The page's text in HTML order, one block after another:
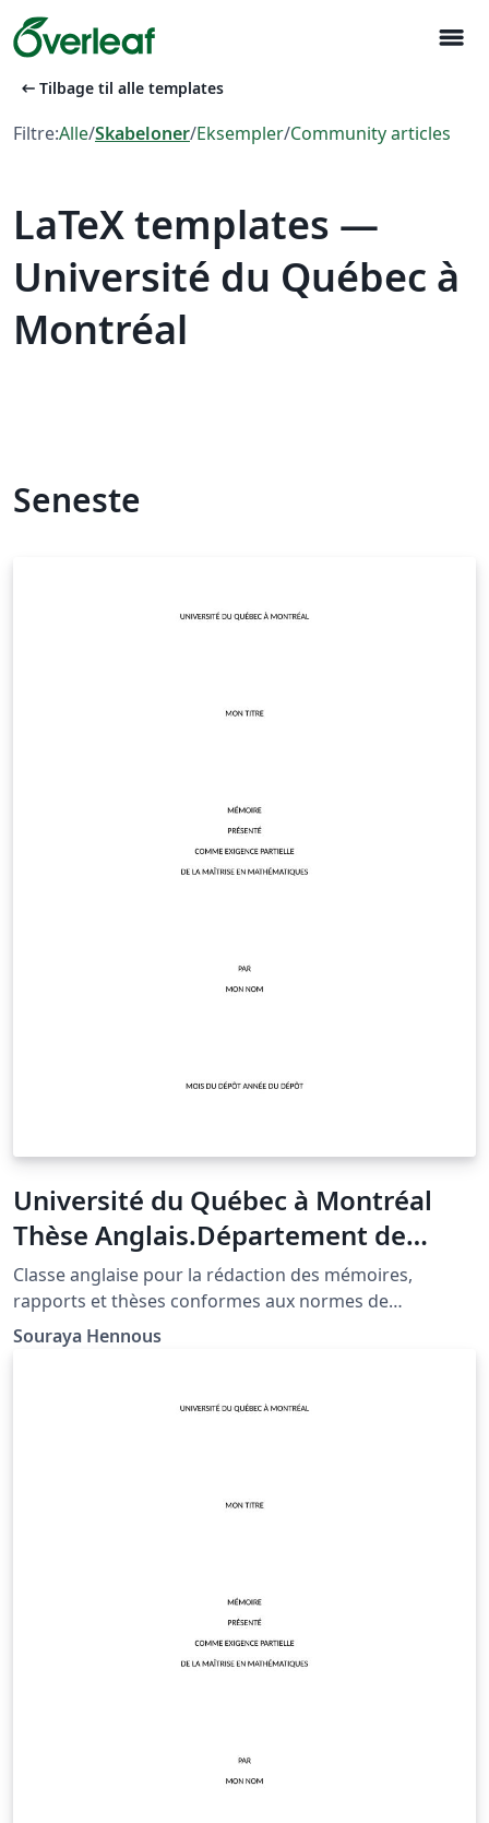
menu
arrow_left_alt Tilbage til alle templates
Filtre:Alle/Skabeloner/Eksempler/Community articles
LaTeX templates —
Université du Québec à
Montréal
Seneste
Université du Québec à Montréal
Thèse Anglais.Département de
mathématiques
Classe anglaise pour la rédaction des mémoires,
rapports et thèses conformes aux normes de
présentation de l'UQAM-Département de
mathématiques.
Souraya Hennous